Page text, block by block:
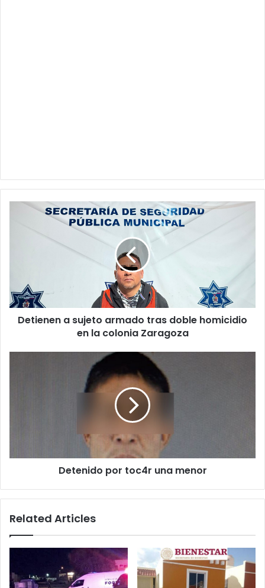
Detienen
en
la
colonia
Detienen a sujeto armado tras doble homicidio
en la colonia Zaragoza
Detenido por toc4r una menor
Related Articles